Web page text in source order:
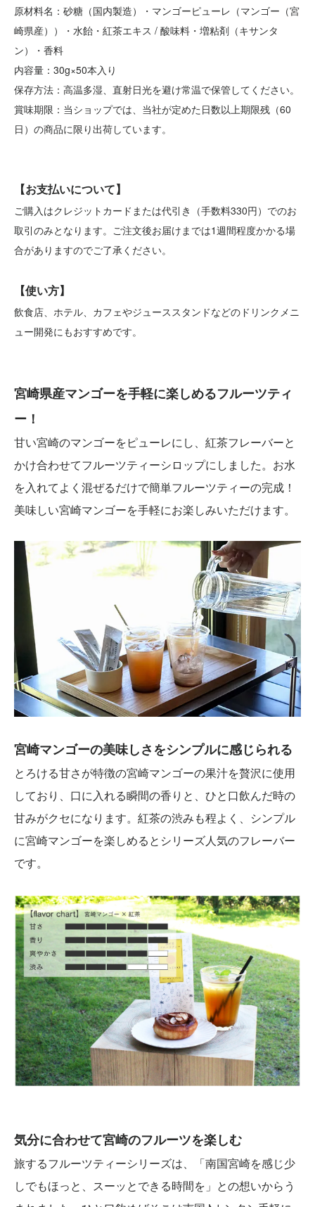
原材料名：砂糖（国内製造）・マンゴーピューレ（マンゴー（宮
崎県産））・水飴・紅茶エキス / 酸味料・増粘剤（キサンタ
ン）・香料
内容量：30g×50本入り
保存方法：高温多湿、直射日光を避け常温で保管してください。
賞味期限：当ショップでは、当社が定めた日数以上期限残（60
日）の商品に限り出荷しています。
【お支払いについて】
ご購入はクレジットカードまたは代引き（手数料330円）でのお
取引のみとなります。ご注文後お届けまでは1週間程度かかる場
合がありますのでご了承ください。
【使い方】
飲食店、ホテル、カフェやジューススタンドなどのドリンクメニ
ュー開発にもおすすめです。
宮崎県産マンゴーを手軽に楽しめるフルーツティ
ー！
甘い宮崎のマンゴーをピューレにし、紅茶フレーバーと
かけ合わせてフルーツティーシロップにしました。お水
を入れてよく混ぜるだけで簡単フルーツティーの完成！
美味しい宮崎マンゴーを手軽にお楽しみいただけます。
宮崎マンゴーの美味しさをシンプルに感じられる
とろける甘さが特徴の宮崎マンゴーの果汁を贅沢に使用
しており、口に入れる瞬間の香りと、ひと口飲んだ時の
甘みがクセになります。紅茶の渋みも程よく、シンプル
に宮崎マンゴーを楽しめるとシリーズ人気のフレーバー
です。
気分に合わせて宮崎のフルーツを楽しむ
旅するフルーツティーシリーズは、「南国宮崎を感じ少
しでもほっと、スーッとできる時間を」との想いからう